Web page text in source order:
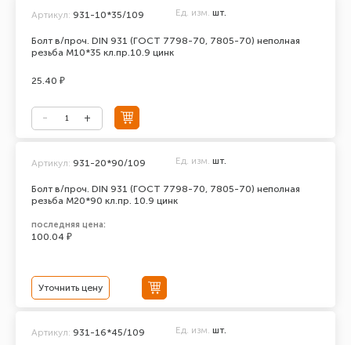
Болт в/проч. DIN 931 (ГОСТ 7798-70, 7805-70) неполная
резьба М10*35 кл.пр.10.9 цинк
Артикул: 931-10*35/109 Ед. изм. шт.
25.40 ₽
Болт в/проч. DIN 931 (ГОСТ 7798-70, 7805-70) неполная
резьба М20*90 кл.пр. 10.9 цинк
Артикул: 931-20*90/109 Ед. изм. шт.
последняя цена:
100.04 ₽
Уточнить цену
Артикул: 931-16*45/109 Ед. изм. шт.